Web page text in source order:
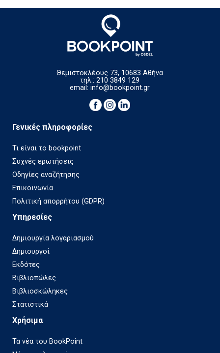
Θεμιστοκλέους 73, 10683 Αθήνα
τηλ.: 210 3849 129
email:info@bookpoint.gr
Γενικές πληροφορίες
Τι είναι το bookpoint
Συχνές ερωτήσεις
Οδηγίες αναζήτησης
Επικοινωνία
Πολιτική απορρήτου (GDPR)
Υπηρεσίες
Δημιουργία λογαριασμού
Δημιουργοί
Εκδότες
Βιβλιοπώλες
Βιβλιοσκώληκες
Στατιστικά
Χρήσιμα
Τα νέα του BookPoint